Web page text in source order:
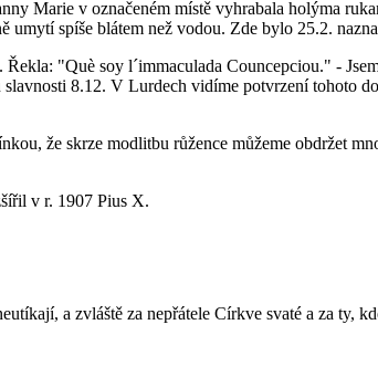
Marie v označeném místě vyhrabala holýma
spíše blátem než vodou. Zde bylo 25.2.
"Què soy l´immaculada Councepciou." -
8.12. V Lurdech vidíme potvrzení tohoto
že skrze modlitbu růžence můžeme obdržet
v r. 1907 Pius X.
a zvláště za nepřátele Církve svaté a za ty,